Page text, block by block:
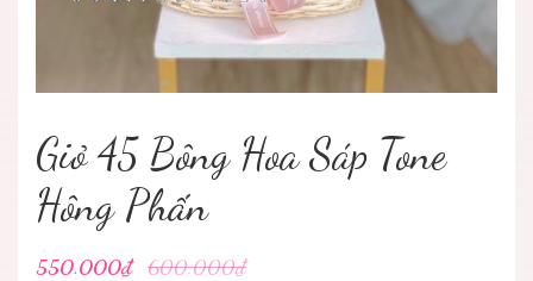
Giỏ 45 Bông Hoa Sáp Tone
Hông Phấn
550.000₫ 600.000₫